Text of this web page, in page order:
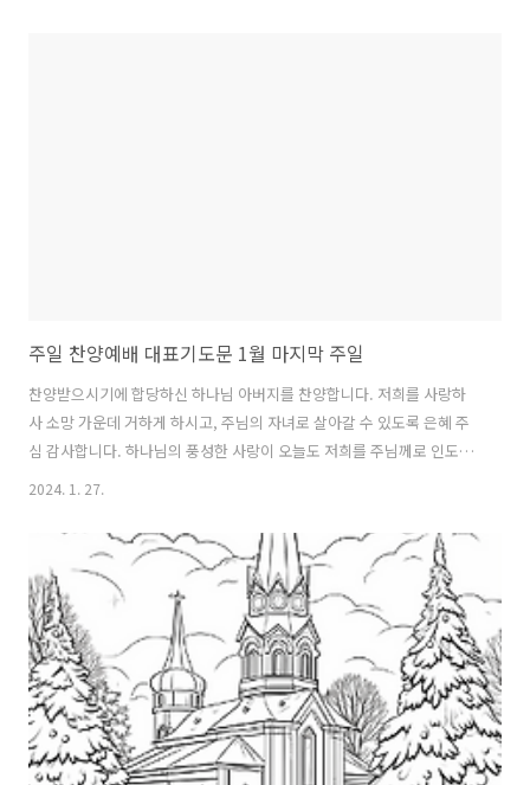
주일 찬양예배 대표기도문 1월 마지막 주일
찬양받으시기에 합당하신 하나님 아버지를 찬양합니다. 저희를 사랑하
사 소망 가운데 거하게 하시고, 주님의 자녀로 살아갈 수 있도록 은혜 주
심 감사합니다. 하나님의 풍성한 사랑이 오늘도 저희를 주님께로 인도합
니다. 저희를 눈동자처럼 보호하시고, 사랑하심 감사합니다. 오늘 찬양
원합니다. 저희의 찬양이 하나님께 기쁨이 되게 하시고, 저희의 기도하
주님께 상달되는 복된 시간이 되게 하소서. 하나님을 따르지 못하고 욕심
을 따라 살았던 저희를 용서하여 주소서. 저희 성령의 능력으로 충만하게
하옵소서. 다시는 죄에 빠져 허우적거리지 않게 하소서. 하나님만을 사랑
하고 의지하는 거룩한 주의 백성들이 다 되게 하옵소서. 저희에게 영적
분별력을 주시옵소서..
2024. 1. 27.